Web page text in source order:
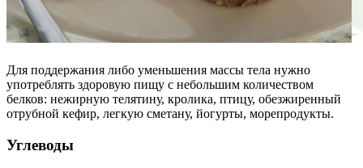
Для поддержания либо уменьшения массы тела нужно
употреблять здоровую пищу с небольшим количеством
белков: нежирную телятину, кролика, птицу, обезжиренный
отрубной кефир, легкую сметану, йогурты, морепродукты.
Углеводы